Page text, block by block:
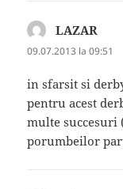
LAZAR
09.07.2013 la 09:51
in sfarsit si
pentru acest
multe
porumbeilor